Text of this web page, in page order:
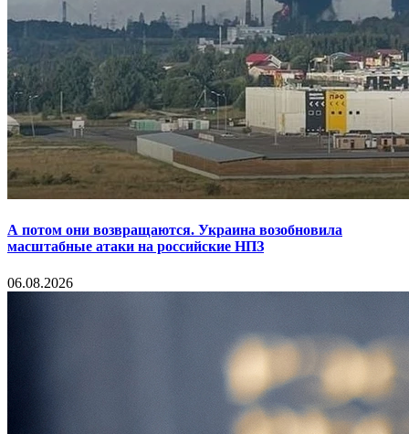
А потом они возвращаются. Украина возобновила
масштабные атаки на российские НПЗ
06.08.2026